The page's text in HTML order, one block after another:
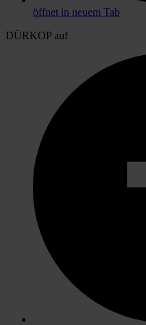
öffnet in neuem Tab
DÜRKOP auf